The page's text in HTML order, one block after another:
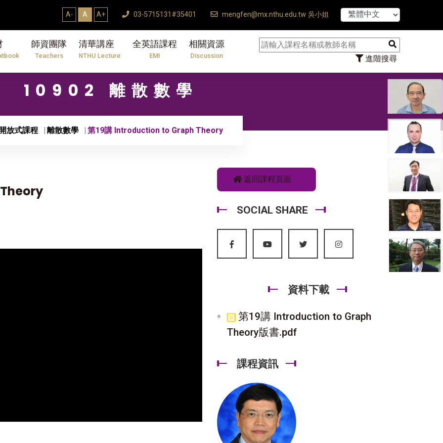
A- A A+ 03-5715131#35401 mengfen@mx.nthu.edu.tw 吳小姐
師資團隊
Teachers
清華講座
NTHU Lecture
全英語課程
EMI
相關資源
Discussion 進階搜尋
【7/31】114學
10902 離散數學
放式課程 離散數學 第19講 Introduction to Graph Theory
返回課程頁面
SOCIAL SHARE
資料下載
第19講 Introduction to Graph
Theory版書.pdf
課程資訊